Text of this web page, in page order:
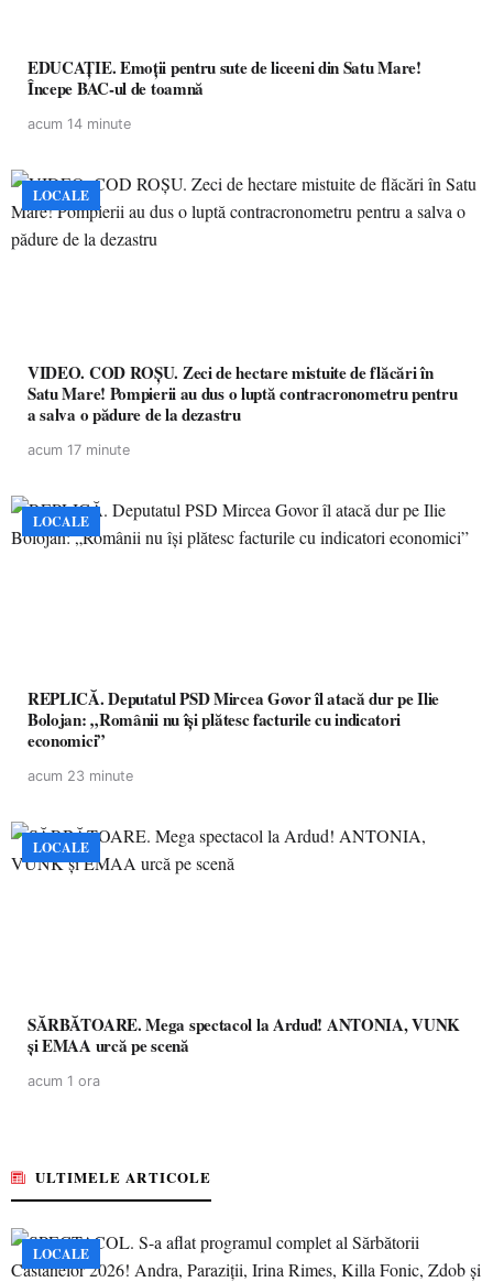
EDUCAȚIE. Emoții pentru sute de liceeni din Satu Mare!
Începe BAC-ul de toamnă
acum 14 minute
LOCALE
VIDEO. COD ROȘU. Zeci de hectare mistuite de flăcări în
Satu Mare! Pompierii au dus o luptă contracronometru pentru
a salva o pădure de la dezastru
acum 17 minute
LOCALE
REPLICĂ. Deputatul PSD Mircea Govor îl atacă dur pe Ilie
Bolojan: „Românii nu își plătesc facturile cu indicatori
economici”
acum 23 minute
LOCALE
SĂRBĂTOARE. Mega spectacol la Ardud! ANTONIA, VUNK
și EMAA urcă pe scenă
acum 1 ora
ULTIMELE ARTICOLE
LOCALE